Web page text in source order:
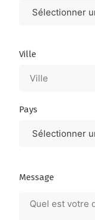
Lieux
Ville
Pays
Message